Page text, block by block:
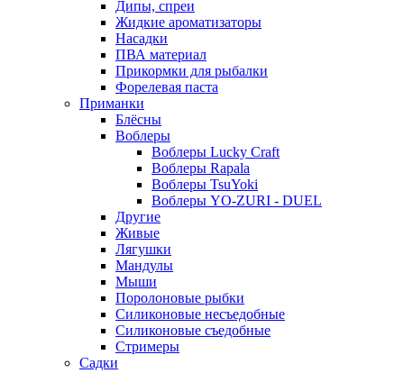
Дипы, спреи
Жидкие ароматизаторы
Насадки
ПВА материал
Прикормки для рыбалки
Форелевая паста
Приманки
Блёсны
Воблеры
Воблеры Lucky Craft
Воблеры Rapala
Воблеры TsuYoki
Воблеры YO-ZURI - DUEL
Другие
Живые
Лягушки
Мандулы
Мыши
Поролоновые рыбки
Силиконовые несъедобные
Силиконовые съедобные
Стримеры
Садки